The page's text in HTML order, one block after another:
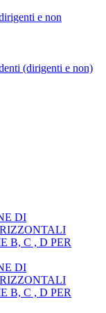
e non
(dirigenti e non)
DI
B, C , D PER
DI
B, C , D PER